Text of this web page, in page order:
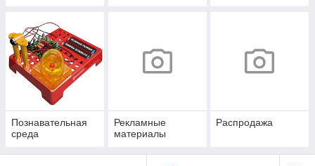
Познавательная
среда
Рекламные
материалы
Распродажа